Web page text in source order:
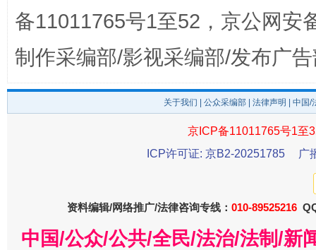
东山县通报“牛蛙产品抗生素超标问题” 法
千年窑火 生生不息 一
备11011765号1至52，京公网安
制作采编部/影视采编部/发布广
关于我们 公众采编部 法律声明 | 中国
京ICP备11011765号1至
ICP许可证: 京B2-20251785
广
资料编辑/网络推广/法律咨询专线： 010-89525216
中国/公众/公共/全民/法治/法制/新